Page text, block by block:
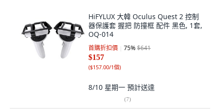
HiFYLUX 大韓 Oculus Quest 2 控制
器保護套 握把 防撞框 配件 黑色, 1套,
OQ-014
首購折扣價 75%$641
$157
($157.00/1個)
8/10 星期一 預計送達
(7)